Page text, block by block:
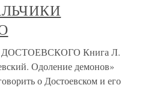
Книга Л.
Одоление демонов»
о Достоевском и его